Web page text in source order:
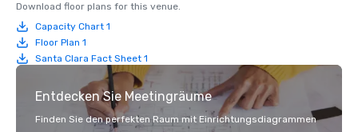
Download floor plans for this venue.
Capacity Chart 1
Floor Plan 1
Santa Clara Fact Sheet 1
Entdecken Sie Meetingräume
Finden Sie den perfekten Raum mit Einrichtungsdiagrammen